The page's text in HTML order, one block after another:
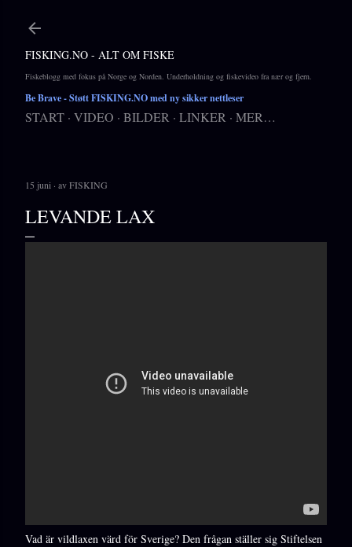
FISKING.NO - ALT OM FISKE
Fiskeblogg med fokus på Norge og Norden. Underholdning og fiskevideo fra nær og fjern.
Be Brave- Støtt FISKING.NO med ny sikker nettleser
START VIDEO BILDER LINKER MER…
15 juni avFISKING
LEVANDE LAX
Vad är vildlaxen värd för Sverige? Den frågan ställer sig Stiftelsen